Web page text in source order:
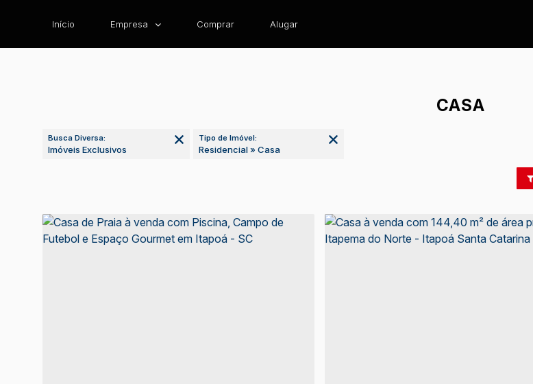
Início Empresa Comprar Alugar
CASA
Busca Diversa:
Imóveis Exclusivos
Tipo de Imóvel:
Residencial » Casa